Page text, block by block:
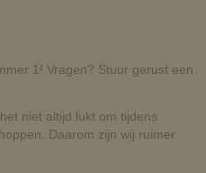
1! Vragen? Stuur gerust een
niet altijd lukt om tijdens
Daarom zijn wij ruimer